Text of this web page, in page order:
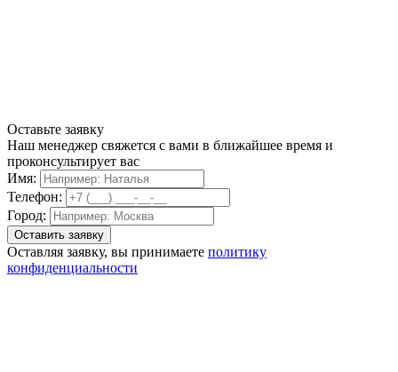
Оставьте заявку
Наш менеджер свяжется с вами в ближайшее время и
проконсультирует вас
Имя:
Телефон:
Город:
Оставляя заявку, вы принимаете политику
конфиденциальности